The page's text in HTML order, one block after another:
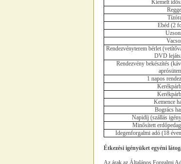
Kiemelt
Ebéd (2
Rendezvényterem bérlet
DVD
Rendezvény bekészítés
1 napos
Kemence
Bogrács
Napidíj (szállás
Minősített
Idegenforgalmi adó (18
Étkezési igényüket egyéni
Az árak az Általános Forgalmi